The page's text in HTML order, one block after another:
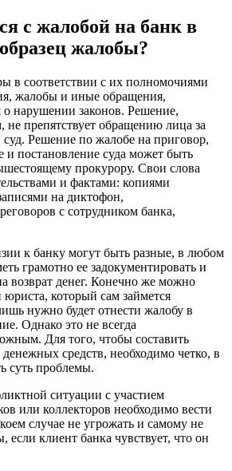
с жалобой на банк в
жалобы?
в соответствии с их полномочиями
жалобы и иные обращения,
о нарушении законов. Решение,
не препятствует обращению лица за
Решение по жалобе на приговор,
и постановление суда может быть
прокурору. Свои слова
и фактами: копиями
на диктофон,
с сотрудником банка,
к банку могут быть разные, в любом
грамотно ее задокументировать и
возврат денег. Конечно же можно
который сам займется
нужно будет отнести жалобу в
Однако это не всегда
Для того, чтобы составить
средств, необходимо четко, в
суть проблемы.
ситуации с участием
или коллекторов необходимо вести
случае не угрожать и самому не
если клиент банка чувствует, что он